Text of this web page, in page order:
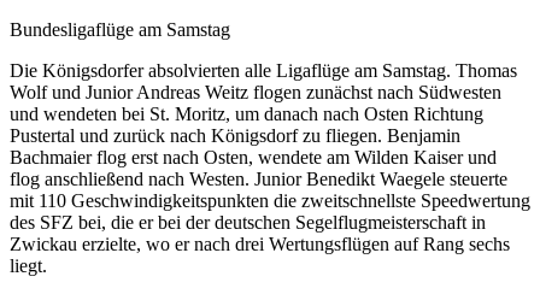
Bundesligaflüge am Samstag
Die Königsdorfer absolvierten alle Ligaflüge am Samstag. Thomas
Wolf und Junior Andreas Weitz flogen zunächst nach Südwesten
und wendeten bei St. Moritz, um danach nach Osten Richtung
Pustertal und zurück nach Königsdorf zu fliegen. Benjamin
Bachmaier flog erst nach Osten, wendete am Wilden Kaiser und
flog anschließend nach Westen. Junior Benedikt Waegele steuerte
mit 110 Geschwindigkeitspunkten die zweitschnellste Speedwertung
des SFZ bei, die er bei der deutschen Segelflugmeisterschaft in
Zwickau erzielte, wo er nach drei Wertungsflügen auf Rang sechs
liegt.